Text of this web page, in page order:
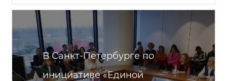
В Санкт-Петербурге по
инициативе «Единой